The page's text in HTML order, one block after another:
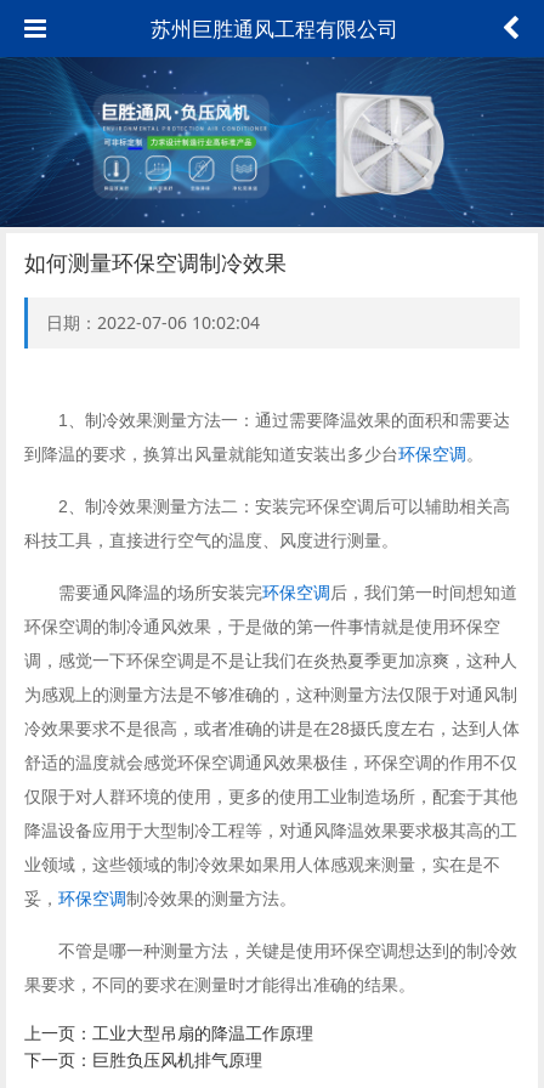
苏州巨胜通风工程有限公司
如何测量环保空调制冷效果
日期：2022-07-06 10:02:04
1、制冷效果测量方法一：通过需要降温效果的面积和需要达
到降温的要求，换算出风量就能知道安装出多少台环保空调 。
2、制冷效果测量方法二：安装完环保空调后可以辅助相关高
科技工具，直接进行空气的温度、风度进行测量。
需要通风降温的场所安装完环保空调 后，我们第一时间想知道
环保空调的制冷通风效果，于是做的第一件事情就是使用环保空
调，感觉一下环保空调是不是让我们在炎热夏季更加凉爽，这种人
为感观上的测量方法是不够准确的，这种测量方法仅限于对通风制
冷效果要求不是很高，或者准确的讲是在28摄氏度左右，达到人体
舒适的温度就会感觉环保空调通风效果极佳，环保空调的作用不仅
仅限于对人群环境的使用，更多的使用工业制造场所，配套于其他
降温设备应用于大型制冷工程等，对通风降温效果要求极其高的工
业领域，这些领域的制冷效果如果用人体感观来测量，实在是不
妥， 环保空调制冷效果的测量方法。
不管是哪一种测量方法，关键是使用环保空调想达到的制冷效
果要求，不同的要求在测量时才能得出准确的结果。
上一页： 工业大型吊扇的降温工作原理
下一页： 巨胜负压风机排气原理